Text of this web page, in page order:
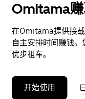
历。
Omitama
在Omitama提供接
自主安排时间赚钱
优步租车。
开始使用